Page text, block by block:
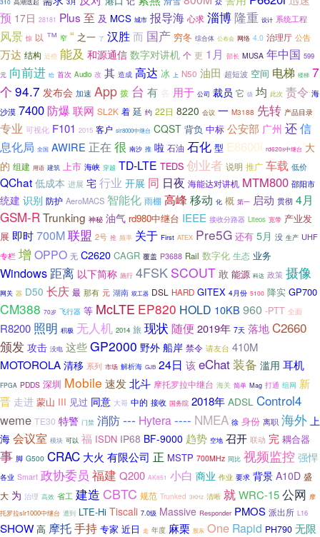
预 17日 28181 Plus 至 及 MCS 城市 报导海 心求 淄博 隆重 设计 系统工程
风景 惊 以 ™ 窄 “ 之一 了 汉胜而 国产 穷冬 综合体 公布会 网络 4.0 治理厅 公告
万达 结构 近些 能及 和源通信 数字对讲机 个 更 1月 部长 MUSA 年中国 599
元 向前进 给 首次 Audio 改 其 造成 高达 冰 上 N50 油田 超短波 空间 电梯 楼梯 7
个 94.7 发布会 加速 App 拨 台 有 各 用于 公司 裁员 它 级 均 此次 责令 海
沙漠 7400 防爆 联网 SL2K 着 延 约 22日 8220 会议 一 M3188 先转 产品目录
专业 可视化 F101 2015 客户 slr8000中继台 CQST 背负 中标 公安部 广州 还信
息化局 全国 AWIRE 正在 很 南沙 推 啦 石油 石化 型 E8600i rd620s中继台 大
的 组建 用语 建筑 上市 海峡 穿越 TD-LTE TEDS 创业者 说明 推广 车载 低价
QChat低成本 进展 宅 行业 开展 同 日夜 海能达对讲机 MTM800 邵阳市
统建 识别 防护 AeroMACS 智能化 雨棚 高峰 移动 化 概 第一 启动 贯彻 4月
GSM-RTrunking 神秘 油气 rd980中继台 IEEE 接收分路器 Liteos 宽带 产业发
展 即时700M联盟 2号 抢 频率 关于 First ATEX Pre5G 还有 5月 没 生产 UHF
专栏 增 OPPO 无 C2620 CAGR 覆盖 P3688 Rail 数字化 生态 业务
Windows 距离 以下简称 施行 4FSK SCOUT 敢 能源 科达 政策 摄像
网关 器 D50 长庆 最 那有 元 湖南 双工器 DSL HARD GITEX 4月份 5100 降实 GP700
CM388 70岁 飞行器 等 McLTE EP820 HOLD 10KB 960 -PTT 全面
R8200 照明 积极 无人机 2014 旅 现状 随便 2019年 7天 落地C2660
颁发 攻击 没电 这些GP2000 野外 船岸 禁令 请友台 410M
MOTOROLA 清移 系列 市场 解析海 GJB 24日 该 eChat装备 滥用 耳机
FPGA PDDS 深圳 Mobile 速发北斗 摩托罗拉中继台 海关 简单 Mag 打通 组网 新
晋 走进 蒙山 III 见过 同意 大哥 中的 接收 国务院 2018年 ADSL Control4
weme TE30 特警 门禁 消防--- Hytera ---- NMEA 徐 身份 离职 海外 上
海 会议室 模块 可以 福 ISDN IP68 BF-9000 趋势 空地 召开 联动 完 耦合器
事 脚 G500 CRAC 大火 有限公司 正 MSTP 700MHz 同比 视频监控 强悍
各业 Smart 政协委员 福建 Q200 AK851 小白 商业 作业 要求 背景 A10D 盛
大 为 治理 高效 省工 建造 CBTC 规范 Trunked 3KHz 清晰 就WRC-15公网 摩
托罗拉slr1000中继台 遭到 LTE-Hi Tiscali 7.0级 Massive Responder PMOS 派出所 L16
SHOW 高 摩托手持 专家 近日 走 年度 麻栗 股东 One Rapid PH790 无限